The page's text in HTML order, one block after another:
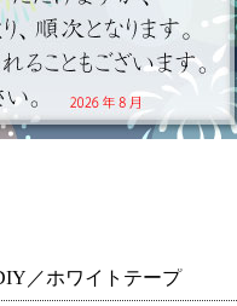
／ホワイトテープ